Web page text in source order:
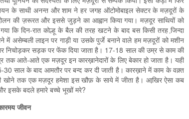
के साथी अनन्त और शाम ने हर जगह ऑटोमोबाइल सेक्टर के मज़दूरों के
की ज़रूरत और इससे जुड़ने का आह्वान किया गया। मज़दूर साथियों को
कि दिन-रात कोल्हू के बैल की तरह खटने के बाद बस किसी तरह जि़न्दा
में असेम्बली लाइन पर गाड़ी या उसके पुर्जे बनाने वाले हम मज़दूरों को मशीन
निचोड़कर सड़क पर फेंक दिया जाता है। 17-18 साल की उम्र से काम की
आते-आते एक मज़दूर इन कारख़ानेदारों के लिए बेकार हो जाता है। यही
30 साल के बाद आमतौर पर बन्द कर दी जाती है। कारख़ाने में काम के वक़्त
खोने तक एक मज़दूर हमेशा इस खौफ़ के साये में जीता है। आखि़र ऐसा कब
इसके बदले हमारे बच्चे भूखों मरे?
जीवन